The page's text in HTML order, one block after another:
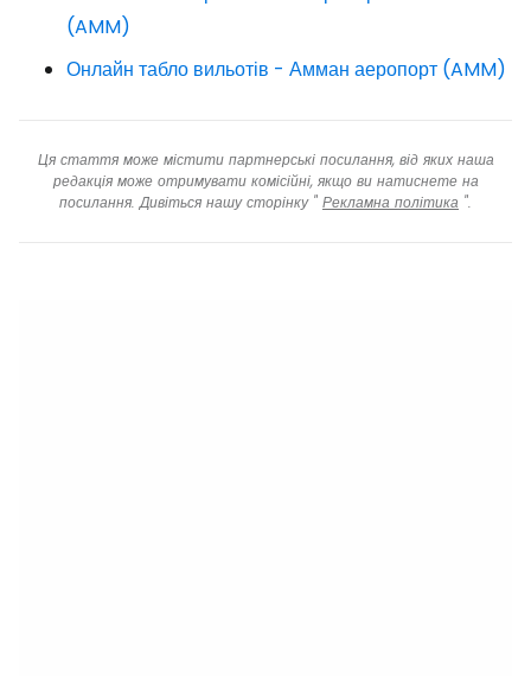
(AMM)
Онлайн табло вильотів - Амман аеропорт (AMM)
Ця стаття може містити партнерські посилання, від яких наша
редакція може отримувати комісійні, якщо ви натиснете на
посилання. Дивіться нашу сторінку " Рекламна політика ".